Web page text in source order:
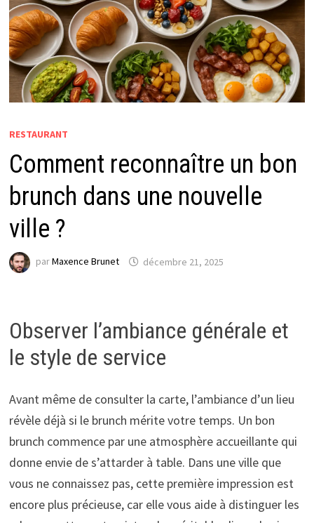
RESTAURANT
Comment reconnaître un bon
brunch dans une nouvelle
ville ?
parMaxence Brunet décembre 21, 2025
Observer l’ambiance générale et
le style de service
Avant même de consulter la carte, l’ambiance d’un lieu
révèle déjà si le brunch mérite votre temps. Un bon
brunch commence par une atmosphère accueillante qui
donne envie de s’attarder à table. Dans une ville que
vous ne connaissez pas, cette première impression est
encore plus précieuse, car elle vous aide à distinguer les